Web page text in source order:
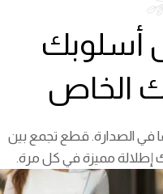
أسلوبك
الخاص
في الصدارة. قطع تجمع بين
إطلالة مميزة في كل مرة.